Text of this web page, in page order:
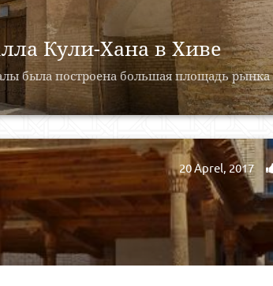
Кули-Хана в Хиве
была построена большая площадь рынка
20 Aprel, 2017